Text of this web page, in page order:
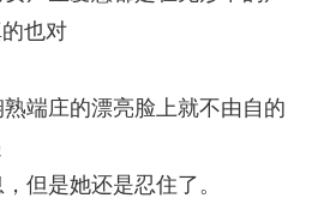
也对
端庄的漂亮脸上就不由自的
但是她还是忍住了。